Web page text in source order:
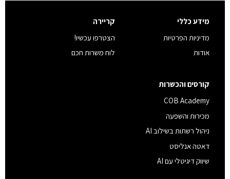
מידע כללי
מדיניות הפרטיות
אודות
קריירה
הצטרפו עכשיו!
לוח משרות חכם
קורסים והכשרות
COB Academy
מכירות והשפעה
ניהול רשתות בשילוב AI
דאטה אנליסט
שיווק דיגיטלי עם AI